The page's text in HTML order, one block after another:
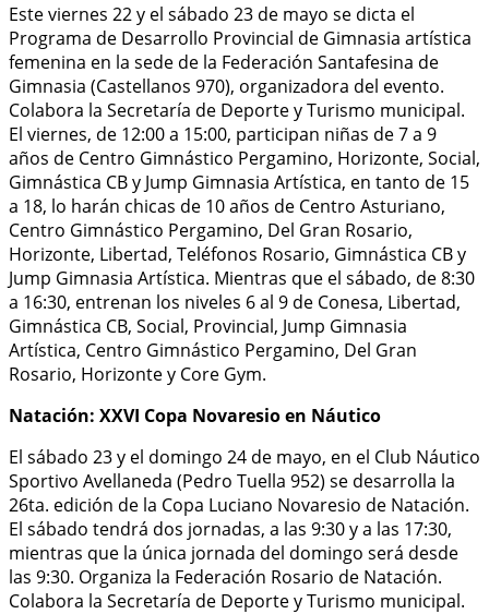
Este viernes 22 y el sábado 23 de mayo se dicta el
Programa de Desarrollo Provincial de Gimnasia artística
femenina en la sede de la Federación Santafesina de
Gimnasia (Castellanos 970), organizadora del evento.
Colabora la Secretaría de Deporte y Turismo municipal.
El viernes, de 12:00 a 15:00, participan niñas de 7 a 9
años de Centro Gimnástico Pergamino, Horizonte, Social,
Gimnástica CB y Jump Gimnasia Artística, en tanto de 15
a 18, lo harán chicas de 10 años de Centro Asturiano,
Centro Gimnástico Pergamino, Del Gran Rosario,
Horizonte, Libertad, Teléfonos Rosario, Gimnástica CB y
Jump Gimnasia Artística. Mientras que el sábado, de 8:30
a 16:30, entrenan los niveles 6 al 9 de Conesa, Libertad,
Gimnástica CB, Social, Provincial, Jump Gimnasia
Artística, Centro Gimnástico Pergamino, Del Gran
Rosario, Horizonte y Core Gym.
Natación: XXVI Copa Novaresio en Náutico
El sábado 23 y el domingo 24 de mayo, en el Club Náutico
Sportivo Avellaneda (Pedro Tuella 952) se desarrolla la
26ta. edición de la Copa Luciano Novaresio de Natación.
El sábado tendrá dos jornadas, a las 9:30 y a las 17:30,
mientras que la única jornada del domingo será desde
las 9:30. Organiza la Federación Rosario de Natación.
Colabora la Secretaría de Deporte y Turismo municipal.